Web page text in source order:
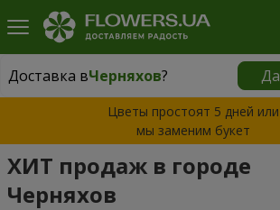
Доставка вЧерняхов? Да
Доставка вЧерняхов|
Цветы простоят 5 дней или
мы заменим букет
ХИТ продаж в городе
Черняхов